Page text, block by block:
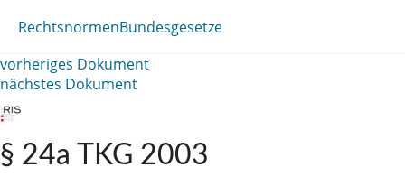
RechtsnormenBundesgesetze
vorheriges Dokument
nächstes Dokument
§ 24a TKG 2003